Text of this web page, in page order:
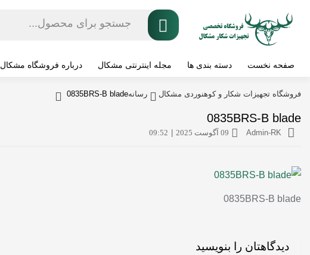
صفحه نخست دسته بندی ها مجله اینترنتی مشکال درباره فروشگاه مشکال
فروشگاه تجهیزات شکار و کوهنوردی مشکال رسانه0835BRS-B blade
0835BRS-B blade
Admin-RK 09 آگوست 2025 |
09:52
0835BRS-B blade
دیدگاهتان را بنویسید